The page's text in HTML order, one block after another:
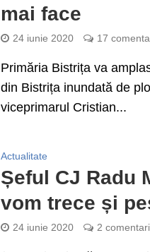
mai face
24 iunie 2020 17
Primăria Bistrița va
din Bistrița inundată de
viceprimarul Cristian...
Actualitate
Șeful CJ Radu
vom trece și
24 iunie 2020 2